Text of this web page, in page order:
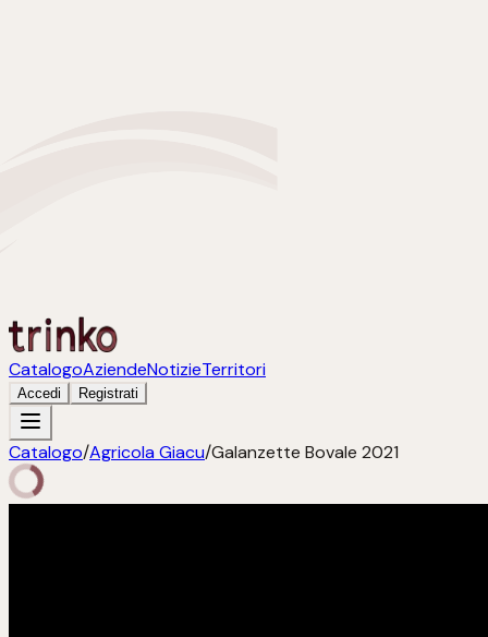
CatalogoAziendeNotizieTerritori
Accedi Registrati
Catalogo/Agricola Giacu/Galanzette Bovale 2021